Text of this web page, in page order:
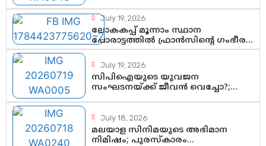
ഫണ്ട് വിനിയോഗം
പരിശോധിക്കുമോ? കേന്ദ്രത്തിനും
ആർഎസ്എസിനും കേരള
ഘടകത്തോട് അതൃപ്തി
July 19, 2026
ലോകകപ്പ് മൂന്നാം സ്ഥാന
പോരാട്ടത്തിൽ ഫ്രാൻസിന്റെ ഗംഭീര
തിരിച്ചുവരവ്; ഗോൾവേട്ടയിൽ
മെസ്സിയെ മറികടന്ന് എംബാപ്പെ
July 19, 2026
സിപിഐയുടെ യുവജന
സംഘടനയ്ക്ക് ജീവൻ വെച്ചോ?;
July 18, 2026
മലയാള സിനിമയുടെ അഭിമാന
നിമിഷം; പുരസ്‌കാരം